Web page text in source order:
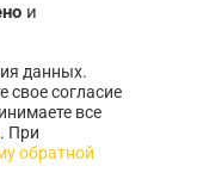
и
данных.
свое согласие
все
. При
обратной